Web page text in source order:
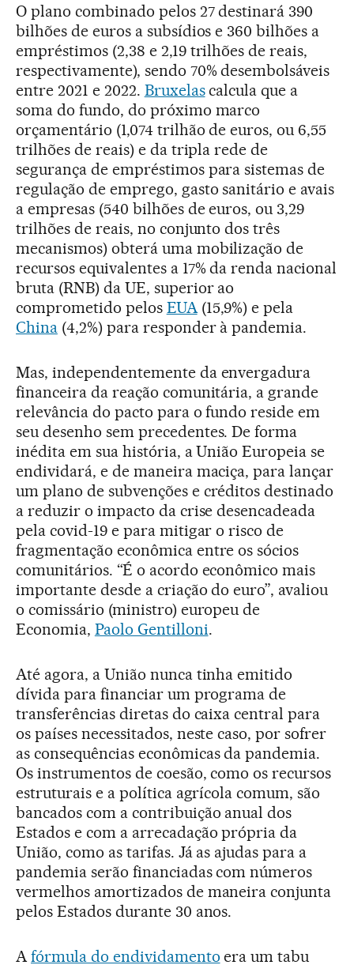
O plano combinado pelos 27 destinará 390
bilhões de euros a subsídios e 360 bilhões a
empréstimos (2,38 e 2,19 trilhões de reais,
respectivamente), sendo 70% desembolsáveis
entre 2021 e 2022. Bruxelascalcula que a
soma do fundo, do próximo marco
orçamentário (1,074 trilhão de euros, ou 6,55
trilhões de reais) e da tripla rede de
segurança de empréstimos para sistemas de
regulação de emprego, gasto sanitário e avais
a empresas (540 bilhões de euros, ou 3,29
trilhões de reais, no conjunto dos três
mecanismos) obterá uma mobilização de
recursos equivalentes a 17% da renda nacional
bruta (RNB) da UE, superior ao
comprometido pelos EUA(15,9%) e pela
China(4,2%) para responder à pandemia.
Mas, independentemente da envergadura
financeira da reação comunitária, a grande
relevância do pacto para o fundo reside em
seu desenho sem precedentes. De forma
inédita em sua história, a União Europeia se
endividará, e de maneira maciça, para lançar
um plano de subvenções e créditos destinado
a reduzir o impacto da crise desencadeada
pela covid-19 e para mitigar o risco de
fragmentação econômica entre os sócios
comunitários. “É o acordo econômico mais
importante desde a criação do euro”, avaliou
o comissário (ministro) europeu de
Economia, Paolo Gentilloni.
Até agora, a União nunca tinha emitido
dívida para financiar um programa de
transferências diretas do caixa central para
os países necessitados, neste caso, por sofrer
as consequências econômicas da pandemia.
Os instrumentos de coesão, como os recursos
estruturais e a política agrícola comum, são
bancados com a contribuição anual dos
Estados e com a arrecadação própria da
União, como as tarifas. Já as ajudas para a
pandemia serão financiadas com números
vermelhos amortizados de maneira conjunta
pelos Estados durante 30 anos.
A fórmula do endividamento era um tabu